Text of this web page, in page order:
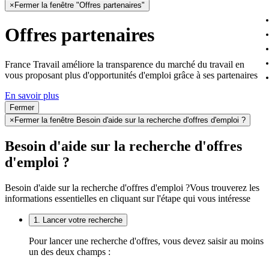
× Fermer la fenêtre "Offres partenaires"
Offres partenaires
France Travail améliore la transparence du marché du travail en
vous proposant plus d'opportunités d'emploi grâce à ses partenaires
En savoir plus
Fermer
× Fermer la fenêtre Besoin d'aide sur la recherche d'offres d'emploi ?
Besoin d'aide sur la recherche d'offres
d'emploi ?
Besoin d'aide sur la recherche d'offres d'emploi ?Vous trouverez les
informations essentielles en cliquant sur l'étape qui vous intéresse
1. Lancer votre recherche
Pour lancer une recherche d'offres, vous devez saisir au moins
un des deux champs :